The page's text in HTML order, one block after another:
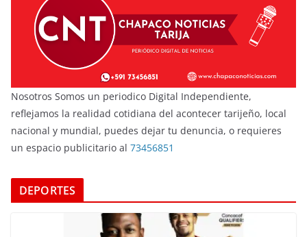
Nosotros Somos un periodico Digital Independiente,
reflejamos la realidad cotidiana del acontecer tarijeño, local
nacional y mundial, puedes dejar tu denuncia, o requieres
un espacio publicitario al 73456851
DEPORTES